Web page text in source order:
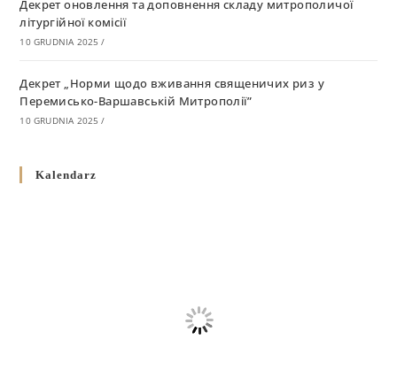
Декрет оновлення та доповнення складу митрополичої
літургійної комісії
10 GRUDNIA 2025 /
Декрет „Норми щодо вживання священичих риз у
Перемисько-Варшавській Митрополії”
10 GRUDNIA 2025 /
григоріанським календарем
Душпастирський план Вроцлавсько-Кошалінської єпархії
Kalendarz